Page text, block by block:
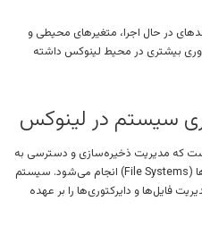
در حال اجرا، متغیرهای محیطی و
بیشتری در محیط لینوکس داشته
سیستم در لینوکس
که مدیریت ذخیره‌سازی و دسترسی به
داده‌ها در لینوکس از طریق سیستم فایل‌ها (File Systems) انجام می‌شود. سیستم
فایل‌ها و دایرکتوری‌ها را بر عهده